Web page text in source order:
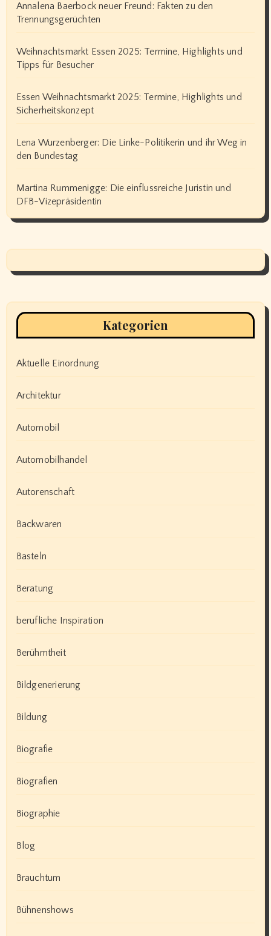
Annalena Baerbock neuer Freund: Fakten zu den
Trennungsgerüchten
Weihnachtsmarkt Essen 2025: Termine, Highlights und
Tipps für Besucher
Essen Weihnachtsmarkt 2025: Termine, Highlights und
Sicherheitskonzept
Lena Wurzenberger: Die Linke-Politikerin und ihr Weg in
den Bundestag
Martina Rummenigge: Die einflussreiche Juristin und
DFB-Vizepräsidentin
Kategorien
Aktuelle Einordnung
Architektur
Automobil
Automobilhandel
Autorenschaft
Backwaren
Basteln
Beratung
berufliche Inspiration
Berühmtheit
Bildgenerierung
Bildung
Biografie
Biografien
Biographie
Blog
Brauchtum
Bühnenshows